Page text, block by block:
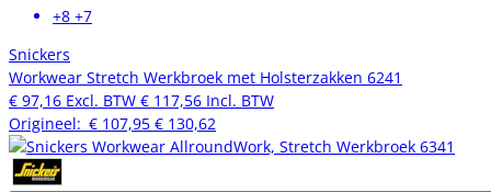
+8 +7
Snickers
Workwear Stretch Werkbroek met Holsterzakken 6241
€ 97,16 Excl. BTW € 117,56 Incl. BTW
Origineel: € 107,95 € 130,62